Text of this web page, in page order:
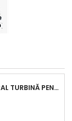
ANSAMBLU CENTRAL TURBINĂ PENTRU BMW SERIA 3, SERIA 5 ȘI X3 - PERFORMANȚĂ ȘI FIABILITATE